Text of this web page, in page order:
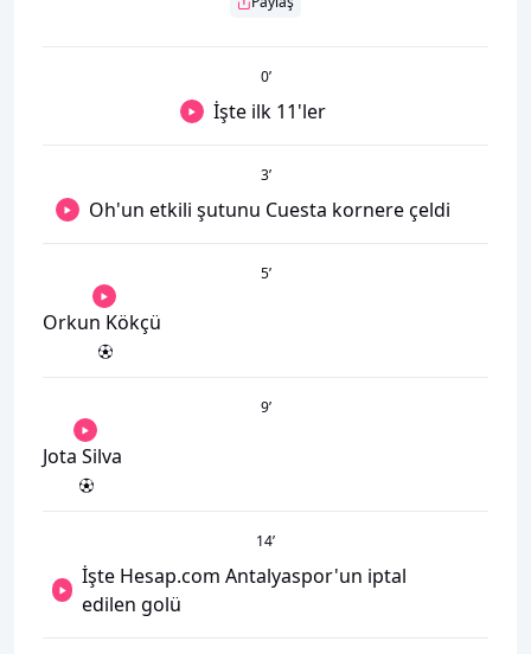
0’
İşte ilk 11'ler
3’
Oh'un etkili şutunu Cuesta kornere çeldi
5’
Orkun Kökçü
9’
Jota Silva
14’
İşte Hesap.com Antalyaspor'un iptal
edilen golü